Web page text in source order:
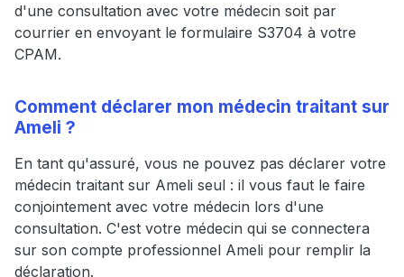
d'une consultation avec votre médecin soit par
courrier en envoyant le formulaire S3704 à votre
CPAM.
Comment déclarer mon médecin traitant sur
Ameli ?
En tant qu'assuré, vous ne pouvez pas déclarer votre
médecin traitant sur Ameli seul : il vous faut le faire
conjointement avec votre médecin lors d'une
consultation. C'est votre médecin qui se connectera
sur son compte professionnel Ameli pour remplir la
déclaration.